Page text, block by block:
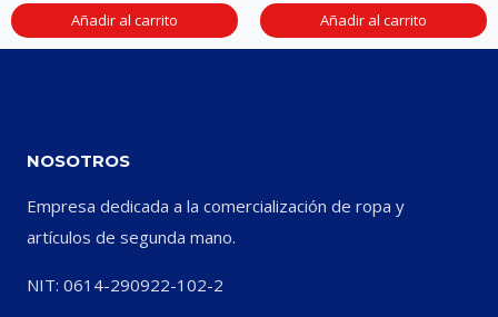
Añadir al carrito Añadir al carrito
NOSOTROS
Empresa dedicada a la comercialización de ropa y
artículos de segunda mano.
NIT: 0614-290922-102-2